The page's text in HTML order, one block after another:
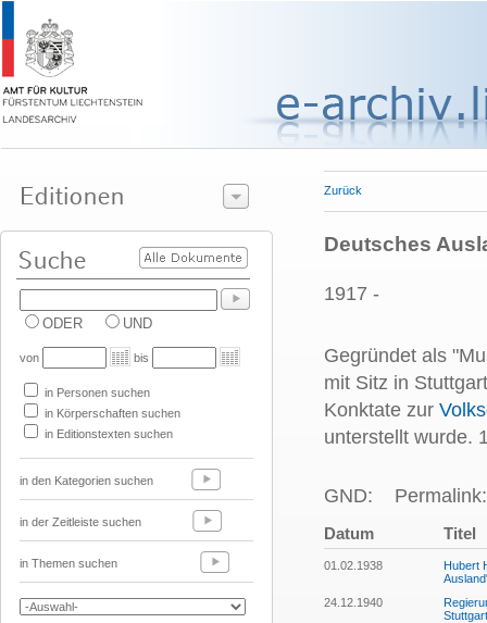
ODER UND
von bis
in Personen suchen
in Körperschaften suchen
in Editionstexten suchen
in den Kategorien suchen
in der Zeitleiste suchen
in Themen suchen
Zurück
Deutsches
1917 -
Gegründet als
mit Sitz in
Konktate zur
unterstellt wurde.
GND:
Datum Titel
01.02.1938
Hubert
24.12.1940